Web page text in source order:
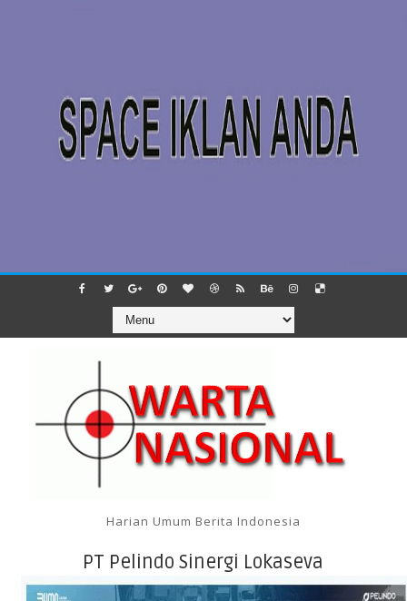
Harian Umum Berita Indonesia
PT Pelindo Sinergi Lokaseva